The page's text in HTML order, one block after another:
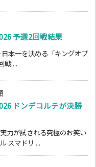
予選2回戦結果
本一を決める「キングオブ
戦 ...
ドンデコルテが決勝
力が試される究極のお笑い
スマドリ ...